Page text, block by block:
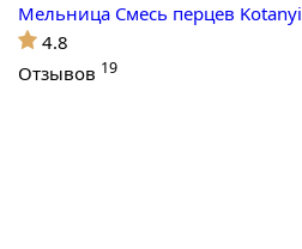
Мельница Смесь перцев Kotanyi
4.8
Отзывов 19